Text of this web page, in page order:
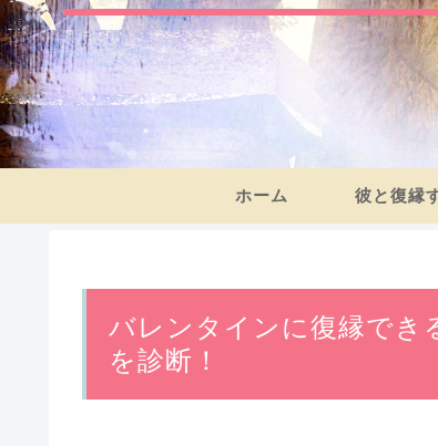
ホーム 彼と復縁
バレンタインに復縁でき
を診断！